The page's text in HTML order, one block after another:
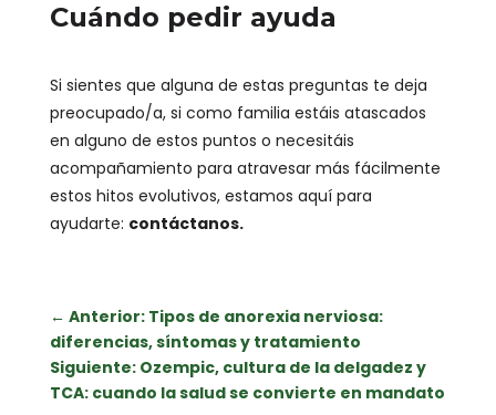
Cuándo pedir ayuda
Si sientes que alguna de estas preguntas te deja
preocupado/a, si como familia estáis atascados
en alguno de estos puntos o necesitáis
acompañamiento para atravesar más fácilmente
estos hitos evolutivos, estamos aquí para
ayudarte: contáctanos.
← Anterior: Tipos de anorexia nerviosa:
diferencias, síntomas y tratamiento
Siguiente: Ozempic, cultura de la delgadez y
TCA: cuando la salud se convierte en mandato